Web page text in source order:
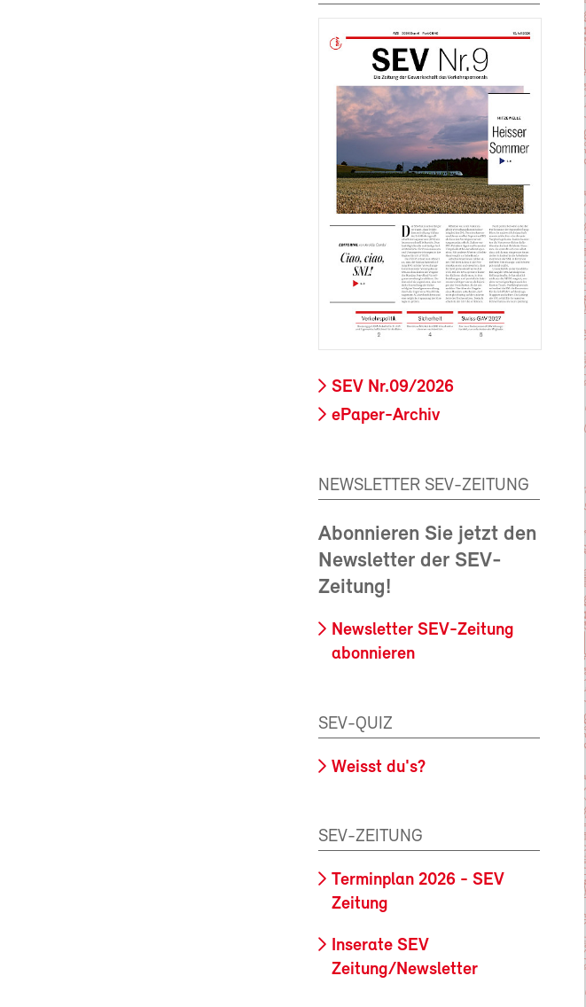
SEV Nr.09/2026
ePaper-Archiv
NEWSLETTER SEV-ZEITUNG
Abonnieren Sie jetzt den
Newsletter der SEV-
Zeitung!
Newsletter SEV-Zeitung
abonnieren
SEV-QUIZ
Weisst du's?
SEV-ZEITUNG
Terminplan 2026 - SEV
Zeitung
Inserate SEV
Zeitung/Newsletter